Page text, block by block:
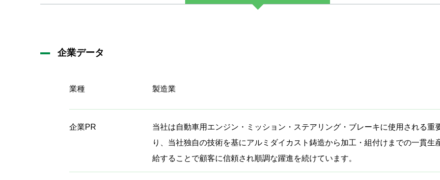
企業データ
業種 製造業
企業PR
当社は自動車用エンジン・ミッション・ステアリング・ブレーキに使用される重
り、当社独自の技術を基にアルミダイカスト鋳造から加工・組付けまでの一貫生
給することで顧客に信頼され順調な躍進を続けています。